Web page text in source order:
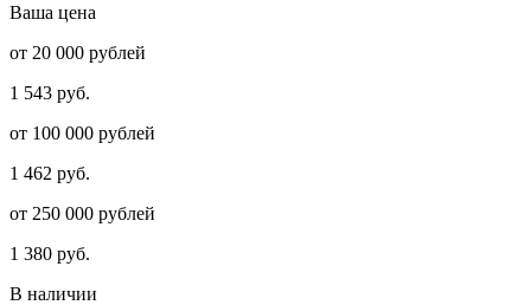
Ваша цена
от 20 000 рублей
1 543 руб.
от 100 000 рублей
1 462 руб.
от 250 000 рублей
1 380 руб.
В наличии